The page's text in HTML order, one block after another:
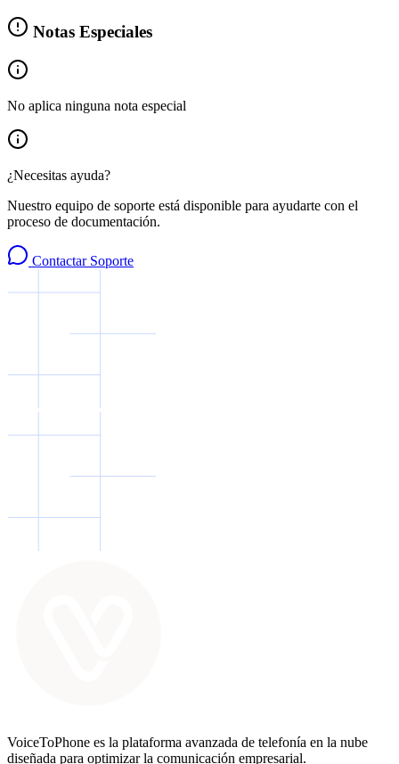
Notas Especiales
No aplica ninguna nota especial
¿Necesitas ayuda?
Nuestro equipo de soporte está disponible para ayudarte con el
proceso de documentación.
Contactar Soporte
VoiceToPhone es la plataforma avanzada de telefonía en la nube
diseñada para optimizar la comunicación empresarial.